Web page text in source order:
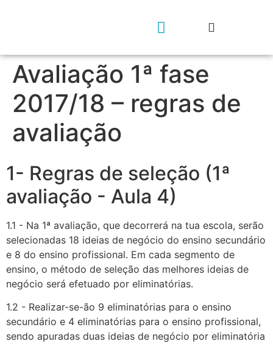
Avaliação 1ª fase
2017/18 – regras de
avaliação
1- Regras de seleção (1ª
avaliação - Aula 4)
1.1 - Na 1ª avaliação, que decorrerá na tua escola, serão
selecionadas 18 ideias de negócio do ensino secundário
e 8 do ensino profissional. Em cada segmento de
ensino, o método de seleção das melhores ideias de
negócio será efetuado por eliminatórias.
1.2 - Realizar-se-ão 9 eliminatórias para o ensino
secundário e 4 eliminatórias para o ensino profissional,
sendo apuradas duas ideias de negócio por eliminatória